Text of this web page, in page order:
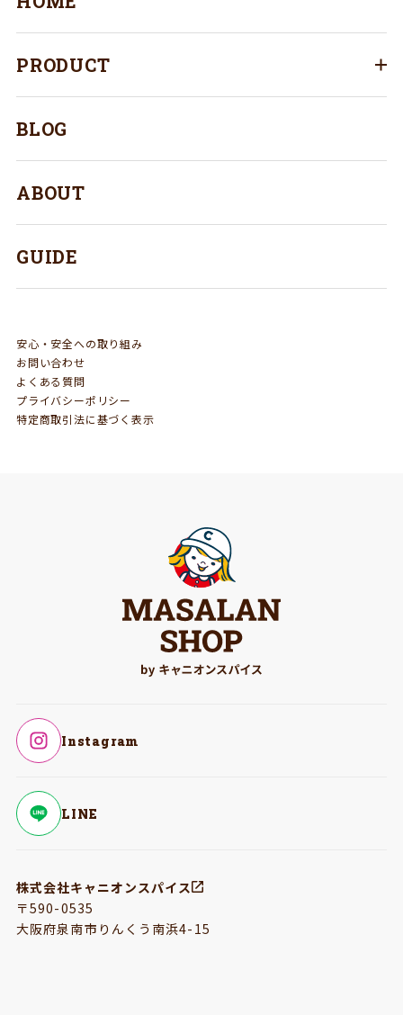
PRODUCT
BLOG
ABOUT
GUIDE
安心・安全への取り組み
お問い合わせ
よくある質問
プライバシーポリシー
特定商取引法に基づく表示
Instagram
LINE
株式会社キャニオンスパイス
〒590-0535
大阪府泉南市りんくう南浜4-15